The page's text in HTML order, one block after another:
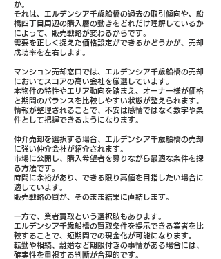
か。
それは、エルデンシア千歳船橋の過去の取引傾向や、船
橋四丁目周辺の購入層の動きをどれだけ理解しているか
によって、販売戦略が変わるからです。
需要を正しく捉えた価格設定ができるかどうかが、売却
成功率を左右します。
マンション売却窓口では、エルデンシア千歳船橋の売却
においてスコアの高い会社を厳選しています。
本物件の特性やエリア動向を踏まえ、オーナー様が価格
と期間のバランスを比較しやすい状態が整えられます。
情報が整理されることで、不安は感情ではなく数字や条
件として把握できるようになります。
仲介売却を選択する場合、エルデンシア千歳船橋の売却
に強い仲介会社が紹介されます。
市場に公開し、購入希望者を募りながら最適な条件を探
る方法です。
時間に余裕があり、できる限り高値を目指したい場合に
適しています。
販売戦略の質が、そのまま結果に直結します。
一方で、業者買取という選択肢もあります。
エルデンシア千歳船橋の買取条件を提示できる業者を比
較することで、短期間での現金化が可能になります。
転勤や相続、離婚など期限付きの事情がある場合には、
確実性を重視する判断が合理的です。